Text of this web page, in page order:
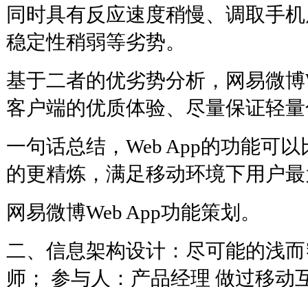
同时具有反应速度稍慢、调取手
稳定性稍弱等劣势。
基于二者的优劣势分析，网易微
客户端的优质体验、尽量保证轻
一句话总结，Web App的功能可
的更精炼，满足移动环境下用户
网易微博Web App功能策划。
二、信息架构设计：尽可能的浅
师； 参与人：产品经理 做过移动